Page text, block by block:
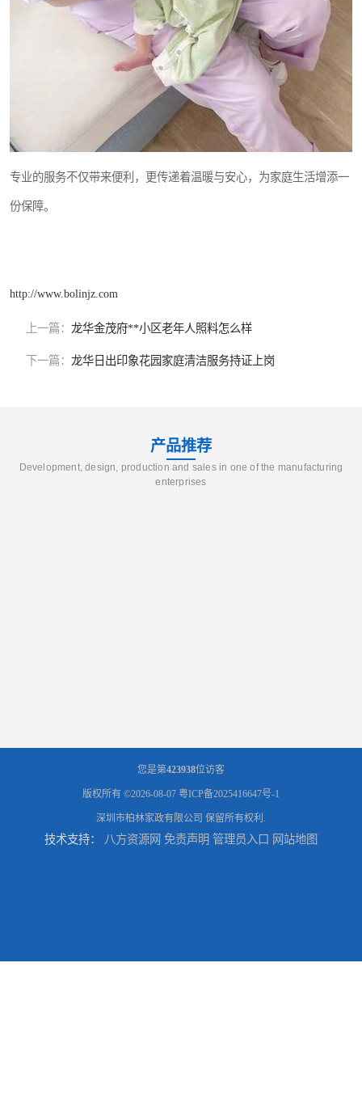
专业的服务不仅带来便利，更传递着温暖与安心，为家庭生活增添一
份保障。
http://www.bolinjz.com
上一篇： 龙华金茂府**小区老年人照料怎么样
下一篇： 龙华日出印象花园家庭清洁服务持证上岗
产品推荐
Development, design, production and sales in one of the manufacturing
enterprises
您是第423938位访客
版权所有 ©2026-08-07 粤ICP备2025416647号-1
深圳市柏林家政有限公司 保留所有权利.
技术支持： 八方资源网 免责声明 管理员入口 网站地图